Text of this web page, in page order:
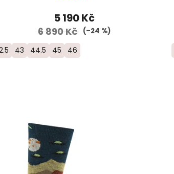
5 190 Kč
6 890 Kč (–24 %)
43 44.5 45 46